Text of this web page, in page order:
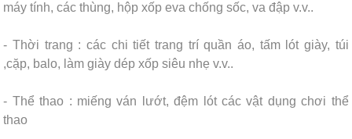
máy tính, các thùng, hộp xốp eva chống sốc, va đập v.v..
- Thời trang : các chi tiết trang trí quần áo, tấm lót giày, túi
,cặp, balo, làm giày dép xốp siêu nhẹ v.v..
- Thể thao : miếng ván lướt, đệm lót các vật dụng chơi thể
thao